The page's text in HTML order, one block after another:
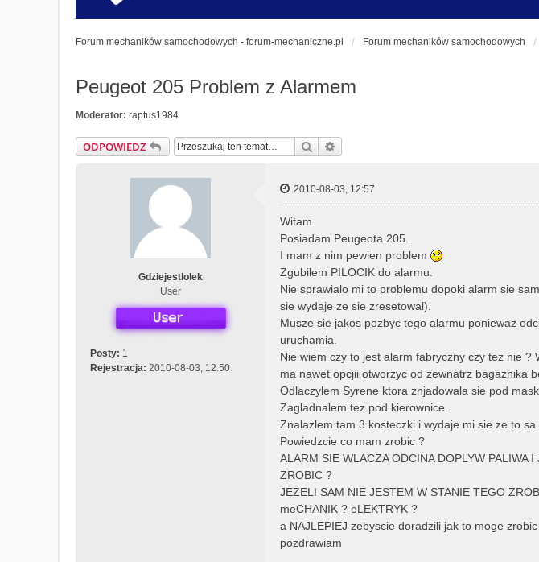
Forum mechaników samochodowych - forum-mechaniczne.pl Forum mechaników samochodowych
Peugeot 205 Problem z Alarmem
Moderator: raptus1984
ODPOWIEDZ Szukaj
Gdziejestlolek
User
Posty: 1
Rejestracja: 2010-08-03, 12:50
2010-08-03, 12:57
Witam
Posiadam Peugeota 205.
I mam z nim pewien problem
Zgubilem PILOCIK do alarmu.
Nie sprawialo mi to problemu dopoki alarm sie
sie wydaje ze sie zresetowal).
Musze sie jakos pozbyc tego alarmu poniewaz
uruchamia.
Nie wiem czy to jest alarm fabryczny czy tez nie
ma nawet opcjii otworzyc od zewnatrz bagaznika
Odlaczylem Syrene ktora znjadowala sie pod
Zagladnalem tez pod kierownice.
Znalazlem tam 3 kosteczki i wydaje mi sie ze to sa
Powiedzcie co mam zrobic ?
ALARM SIE WLACZA ODCINA DOPLYW PALIWA
ZROBIC ?
JEZELI SAM NIE JESTEM W STANIE TEGO
meCHANIK ? eLEKTRYK ?
a NAJLEPIEJ zebyscie doradzili jak to moge
pozdrawiam